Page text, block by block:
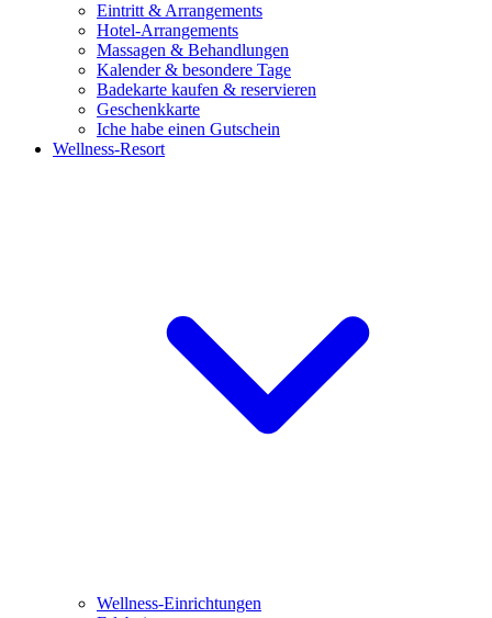
Eintritt & Arrangements
Hotel-Arrangements
Massagen & Behandlungen
Kalender & besondere Tage
Badekarte kaufen & reservieren
Geschenkkarte
Iche habe einen Gutschein
Wellness-Resort
Wellness-Einrichtungen